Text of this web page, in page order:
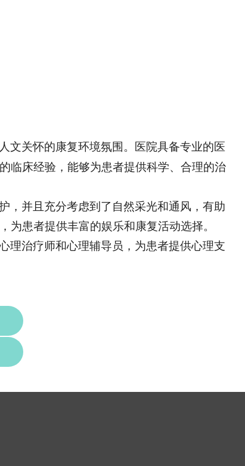
文关怀的康复环境氛围。医院具备专业的医
临床经验，能够为患者提供科学、合理的治
，并且充分考虑到了自然采光和通风，有助
患者提供丰富的娱乐和康复活动选择。
理治疗师和心理辅导员，为患者提供心理支